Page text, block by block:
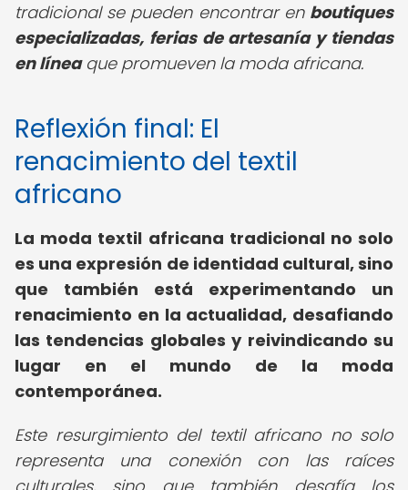
tradicional se pueden encontrar en boutiques
especializadas, ferias de artesanía y tiendas
en líneaque promueven la moda africana.
Reflexión final: El
renacimiento del textil
africano
La moda textil africana tradicionalno solo
es una expresión de identidad cultural, sino
que también está experimentando un
renacimiento en la actualidad, desafiando
las tendencias globales y reivindicando su
lugar en el mundo de la moda
contemporánea.
Este resurgimiento del textil africano no solo
representa una conexión con las raíces